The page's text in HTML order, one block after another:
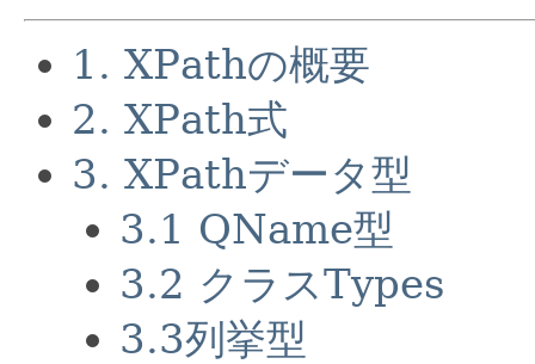
1. XPathの概要
2. XPath式
3. XPathデータ型
3.1 QName型
3.2 クラスTypes
3.3列挙型